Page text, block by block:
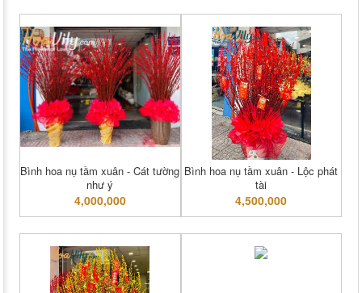
Bình hoa nụ tầm xuân - Cát tường
như ý
4,000,000
Bình hoa nụ tầm xuân - Lộc phát
tài
4,500,000